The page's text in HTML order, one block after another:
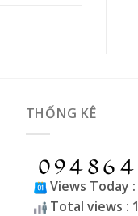
THỐNG KÊ
Views Today :
Total views :